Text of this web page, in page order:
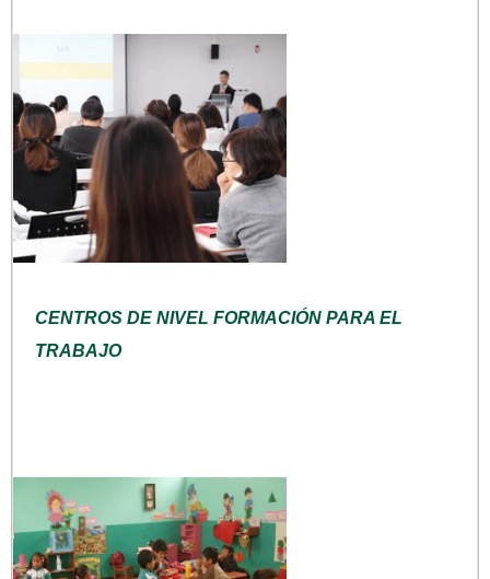
CENTROS DE NIVEL FORMACIÓN PARA EL
TRABAJO